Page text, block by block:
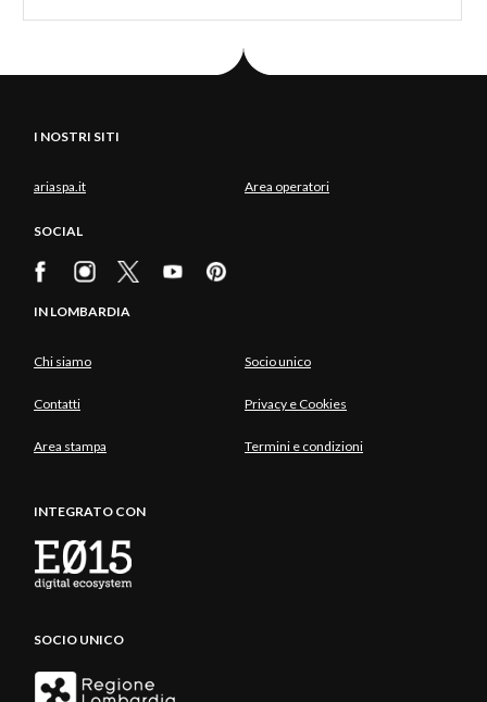
I NOSTRI SITI
ariaspa.it Area operatori
SOCIAL
IN LOMBARDIA
Chi siamo Socio unico
Contatti Privacy e Cookies
Area stampa Termini e condizioni
INTEGRATO CON
SOCIO UNICO